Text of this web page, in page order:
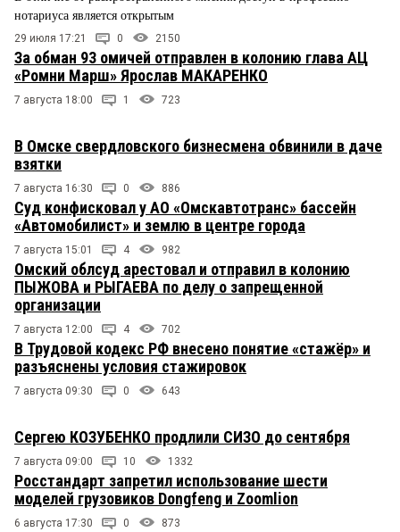
нотариуса является открытым
29 июля 17:21 0 2150
За обман 93 омичей отправлен в колонию глава АЦ
«Ромни Марш» Ярослав МАКАРЕНКО
7 августа 18:00 1 723
В Омске свердловского бизнесмена обвинили в даче
взятки
7 августа 16:30 0 886
Суд конфисковал у АО «Омскавтотранс» бассейн
«Автомобилист» и землю в центре города
7 августа 15:01 4 982
Омский облсуд арестовал и отправил в колонию
ПЫЖОВА и РЫГАЕВА по делу о запрещенной
организации
7 августа 12:00 4 702
В Трудовой кодекс РФ внесено понятие «стажёр» и
разъяснены условия стажировок
7 августа 09:30 0 643
Сергею КОЗУБЕНКО продлили СИЗО до сентября
7 августа 09:00 10 1332
Росстандарт запретил использование шести
моделей грузовиков Dongfeng и Zoomlion
6 августа 17:30 0 873